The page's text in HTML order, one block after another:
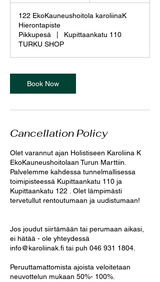
0
m
n
122 EkoKauneushoitola karoliinaK
Hierontapiste
Pikkupesä
Kupittaankatu 110
TURKU SHOP
Book Now
Cancellation Policy
Olet varannut ajan Holistiseen Karoliina K
EkoKauneushoitolaan Turun Marttiin.
Palvelemme kahdessa tunnelmallisessa
toimipisteessä Kupittaankatu 110 ja
Kupittaankatu 122 . Olet lämpimästi
tervetullut rentoutumaan ja uudistumaan!
Jos joudut siirtämään tai perumaan aikasi,
ei hätää - ole yhteydessä
info@karoliinak.fi tai puh 046 931 1804.
Peruuttamattomista ajoista veloitetaan
neuvottelun mukaan 50%- 100%.